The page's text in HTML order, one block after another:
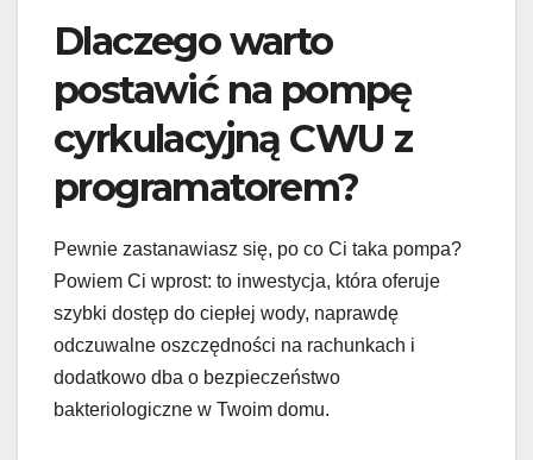
Dlaczego warto
postawić na pompę
cyrkulacyjną CWU z
programatorem?
Pewnie zastanawiasz się, po co Ci taka pompa?
Powiem Ci wprost: to inwestycja, która oferuje
szybki dostęp do ciepłej wody, naprawdę
odczuwalne oszczędności na rachunkach i
dodatkowo dba o bezpieczeństwo
bakteriologiczne w Twoim domu.